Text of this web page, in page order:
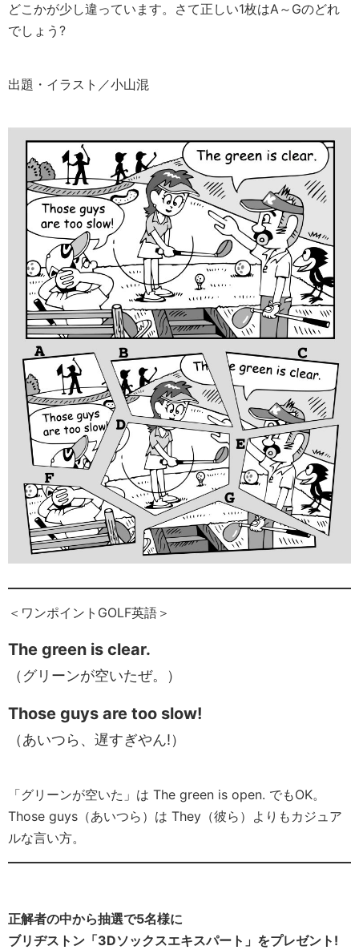
どこかが少し違っています。さて正しい1枚はA～Gのどれ
でしょう?
出題・イラスト／小山混
＜ワンポイントGOLF英語＞
The green is clear.
（グリーンが空いたぜ。）
Those guys are too slow!
（あいつら、遅すぎやん!）
「グリーンが空いた」は The green is open. でもOK。
Those guys（あいつら）は They（彼ら）よりもカジュア
ルな言い方。
正解者の中から抽選で5名様に
ブリヂストン「3Dソックスエキスパート」をプレゼント!